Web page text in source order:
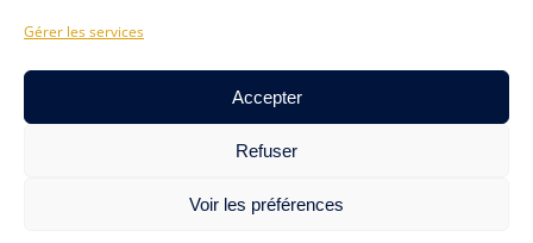
Gérer les services
Accepter
Refuser
Voir les préférences
CABINET DE CONSEIL
NOUS
© 2023 – 2024 • TOUS DROITS RÉSERVÉS • RÉALISÉ PAR